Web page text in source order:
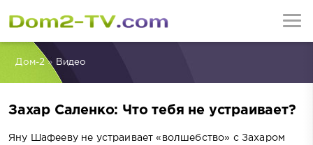
Дом-2» Видео
Захар Саленко: Что тебя не устраивает?
Яну Шафееву не устраивает «волшебство» с Захаром